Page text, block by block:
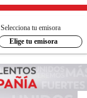
Selecciona tu emisora
Elige tu emisora